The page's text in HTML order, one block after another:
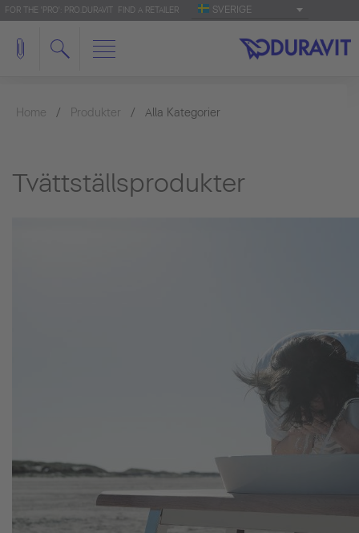
FOR THE 'PRO': PRO.DURAVIT FIND A RETAILER SVERIGE
Home Produkter Alla Kategorier
Tvättställsprodukter